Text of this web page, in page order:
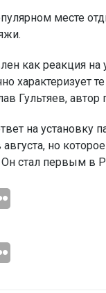
месте
как реакция
характеризует
Гультяев, автор
на установку
но
Он стал первым в